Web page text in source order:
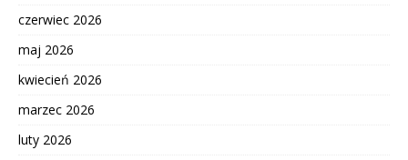
czerwiec 2026
maj 2026
kwiecień 2026
marzec 2026
luty 2026